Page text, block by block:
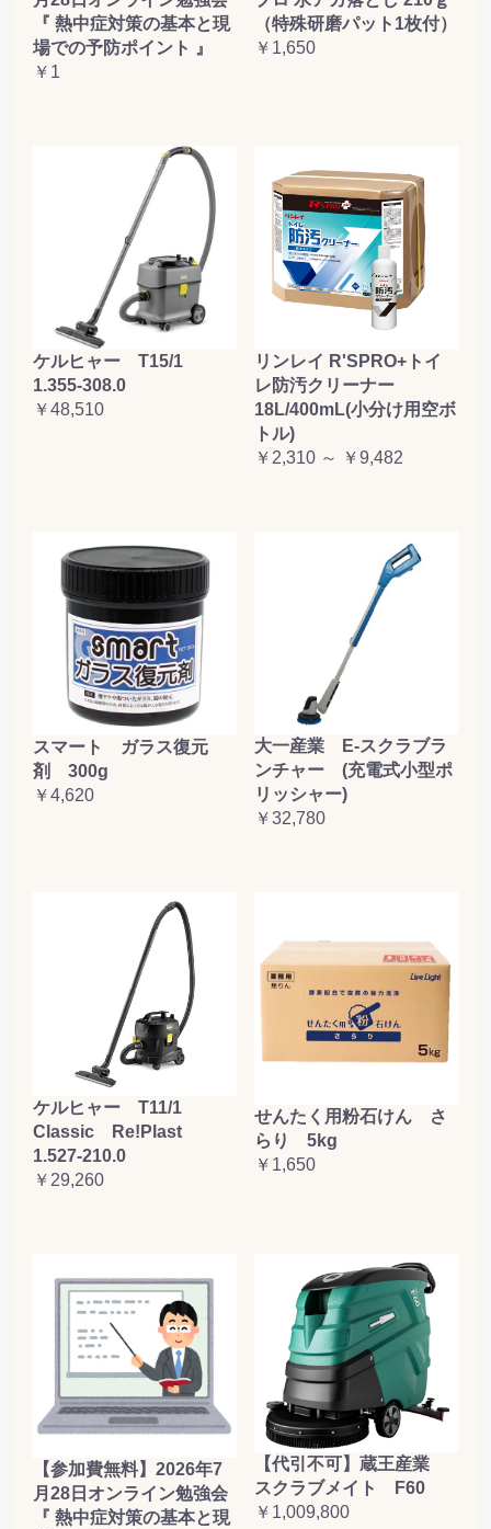
『 熱中症対策の基本と現
場での予防ポイント 』
￥1
（特殊研磨パット1枚付）
￥1,650
ケルヒャー T15/1
1.355-308.0
￥48,510
リンレイ R'SPRO+トイ
レ防汚クリーナー
18L/400mL(小分け用空ボ
トル)
￥2,310 ～ ￥9,482
スマート ガラス復元
剤 300g
￥4,620
大一産業 E-スクラブラ
ンチャー (充電式小型ポ
リッシャー)
￥32,780
ケルヒャー T11/1
Classic Re!Plast
1.527-210.0
￥29,260
せんたく用粉石けん さ
らり 5kg
￥1,650
【参加費無料】2026年7
月28日オンライン勉強会
『 熱中症対策の基本と現
【代引不可】蔵王産業
スクラブメイト F60
￥1,009,800